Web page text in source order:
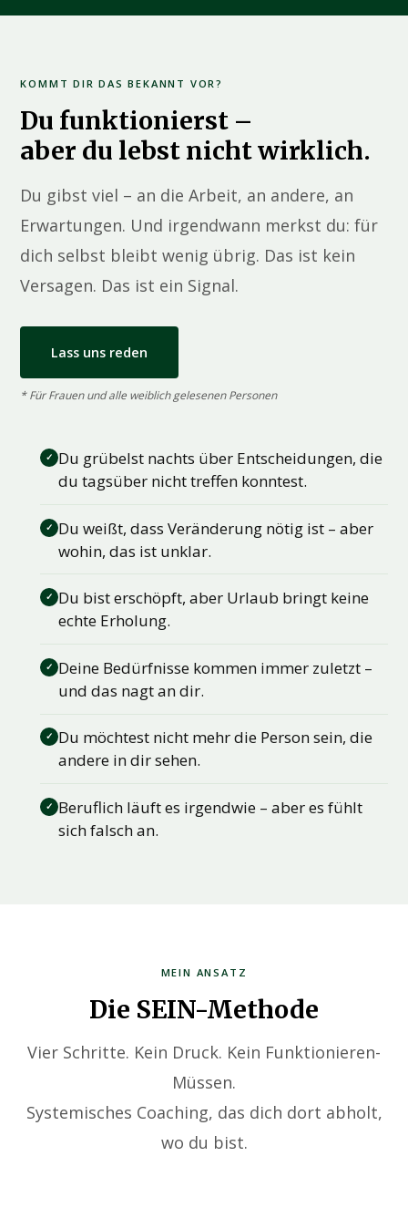
KOMMT DIR DAS BEKANNT VOR?
Du funktionierst –
aber du lebst nicht wirklich.
Du gibst viel – an die Arbeit, an andere, an
Erwartungen. Und irgendwann merkst du: für
dich selbst bleibt wenig übrig. Das ist kein
Versagen. Das ist ein Signal.
Lass uns reden
* Für Frauen und alle weiblich gelesenen Personen
✓
Du grübelst nachts über Entscheidungen, die
du tagsüber nicht treffen konntest.
✓
Du weißt, dass Veränderung nötig ist – aber
wohin, das ist unklar.
✓
Du bist erschöpft, aber Urlaub bringt keine
echte Erholung.
✓
Deine Bedürfnisse kommen immer zuletzt –
und das nagt an dir.
✓
Du möchtest nicht mehr die Person sein, die
andere in dir sehen.
✓
Beruflich läuft es irgendwie – aber es fühlt
sich falsch an.
MEIN ANSATZ
Die SEIN-Methode
Vier Schritte. Kein Druck. Kein Funktionieren-
Müssen.
Systemisches Coaching, das dich dort abholt,
wo du bist.